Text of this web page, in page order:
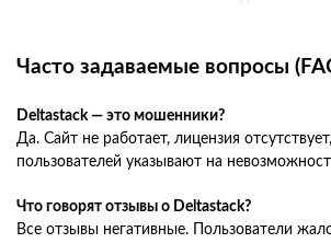
Часто задаваемые вопросы
Deltastack — это мошенники?
Да. Сайт не работает, лицензия
пользователей указывают на
Что говорят отзывы о Deltastack?
Все отзывы негативные. Пользователи